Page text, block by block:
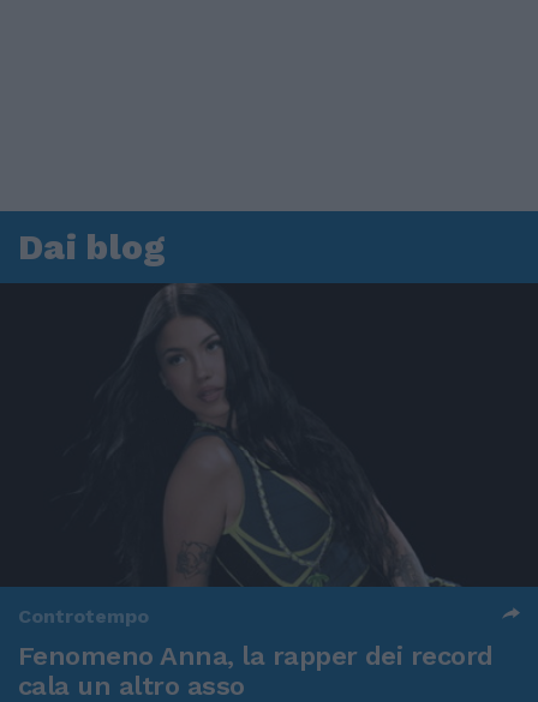
Dai blog
Controtempo
Fenomeno Anna, la rapper dei record
cala un altro asso